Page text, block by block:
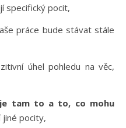
specifický pocit,
práce bude stávat stále
úhel pohledu na věc,
je tam to a to, co mohu
pocity,